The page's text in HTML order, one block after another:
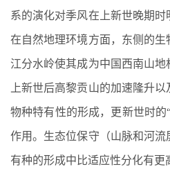
系的演化对季风在上新世晚期时
在自然地理环境方面，东侧的
江分水岭使其成为中国西南山
上新世后高黎贡山的加速隆升
物种特有性的形成，更新世时
作用。生态位保守（山脉和河
有种的形成中比适应性分化有更